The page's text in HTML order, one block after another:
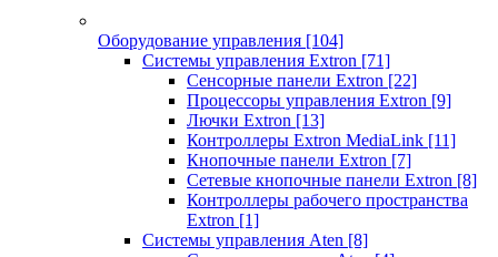
Оборудование управления [104]
Системы управления Extron [71]
Сенсорные панели Extron [22]
Процессоры управления Extron [9]
Лючки Extron [13]
Контроллеры Extron MediaLink [11]
Кнопочные панели Extron [7]
Сетевые кнопочные панели Extron [8]
Контроллеры рабочего пространства
Extron [1]
Системы управления Aten [8]